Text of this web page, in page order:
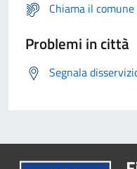
Chiama il
Problemi in città
Segnala